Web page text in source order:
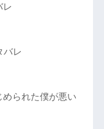
レ
バレ
られた僕が悪い